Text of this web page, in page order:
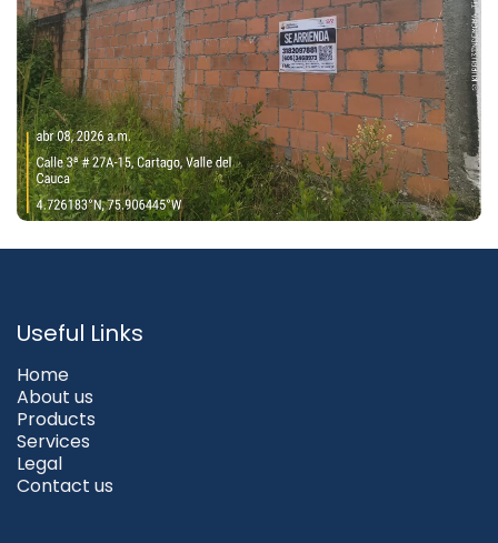
Useful Links
Home
About us
Products
Services
Legal
Contact us